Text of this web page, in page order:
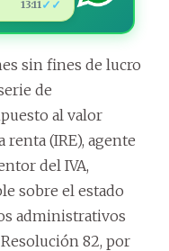
13:11 ✓✓
sin fines de lucro
de
al valor
renta (IRE), agente
del IVA,
sobre el estado
administrativos
82, por